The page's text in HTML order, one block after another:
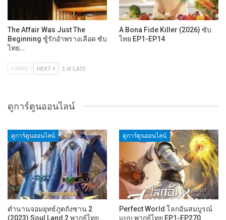
The Affair Was Just The
Beginning ชู้รักอำพรางเลือด ซับ
ไทย…
A Bona Fide Killer (2026) ซับ
ไทย EP1-EP14
PREV NEXT 1 of 1,655
ดูการ์ตูนออนไลน์
ดูการ์ตูนออนไลน์
ตำนานจอมยุทธ์ภูตถังซาน 2
(2023) Soul Land 2 พากย์ไทย…
ดูการ์ตูนออนไลน์
Perfect World โลกอันสมบูรณ์
แบบ พากย์ไทย EP1-EP270